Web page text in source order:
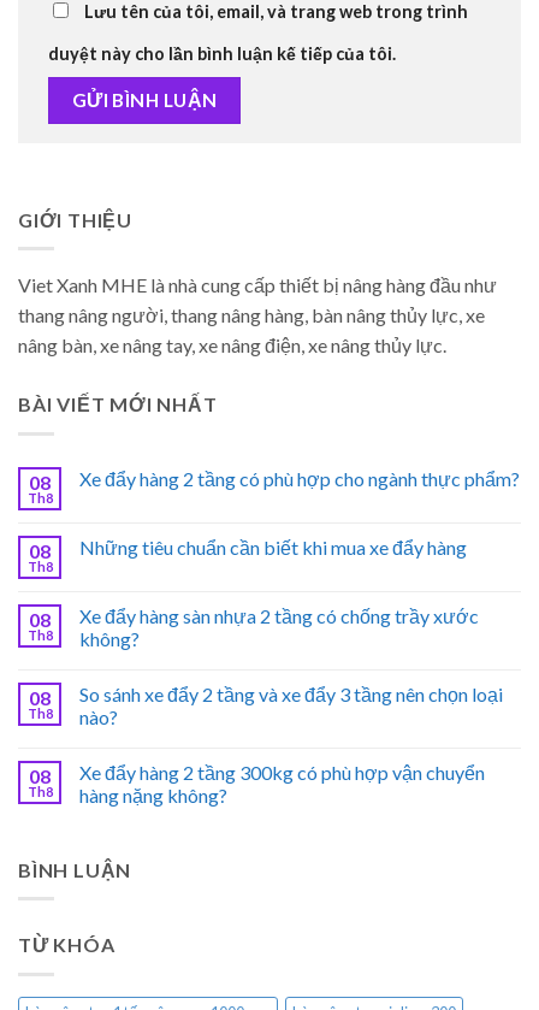
Lưu tên của tôi, email, và trang web trong trình
duyệt này cho lần bình luận kế tiếp của tôi.
GIỚI THIỆU
Viet Xanh MHE là nhà cung cấp thiết bị nâng hàng đầu như
thang nâng người, thang nâng hàng, bàn nâng thủy lực, xe
nâng bàn, xe nâng tay, xe nâng điện, xe nâng thủy lực.
BÀI VIẾT MỚI NHẤT
08
Th8
Xe đẩy hàng 2 tầng có phù hợp cho ngành thực phẩm?
08
Th8
Những tiêu chuẩn cần biết khi mua xe đẩy hàng
08
Th8
Xe đẩy hàng sàn nhựa 2 tầng có chống trầy xước
không?
08
Th8
So sánh xe đẩy 2 tầng và xe đẩy 3 tầng nên chọn loại
nào?
08
Th8
Xe đẩy hàng 2 tầng 300kg có phù hợp vận chuyển
hàng nặng không?
BÌNH LUẬN
TỪ KHÓA